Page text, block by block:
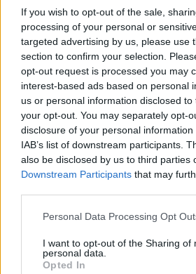
If you wish to opt-out of the sale,
processing of your personal or
targeted advertising by us, please use
section to confirm your selection.
opt-out request is processed you may
interest-based ads based on personal
us or personal information disclosed
your opt-out. You may separately opt-
disclosure of your personal
IAB’s list of downstream participants.
also be disclosed by us to third parties
Downstream Participants that may
Please note that this website/app uses
not limited to your visit or usage
grant or deny consent to Google and
Personal Data Processing Opt
I want to opt-out of the Sharing of
personal data.
Opted In
Lifestyle Videos